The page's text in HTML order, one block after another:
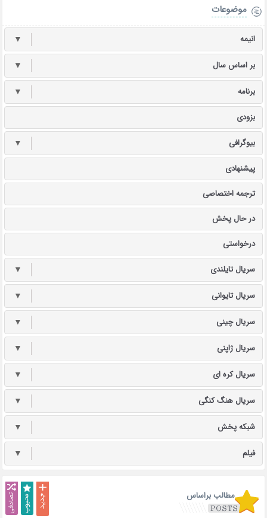
موضوعات
انیمه ▼
بر اساس سال ▼
برنامه ▼
بزودی
بیوگرافی ▼
پیشنهادی
ترجمه اختصاصی
در حال پخش
درخواستی
سریال تایلندی ▼
سریال تایوانی ▼
سریال چینی ▼
سریال ژاپنی ▼
سریال کره ای ▼
سریال هنگ کنگی ▼
شبکه پخش ▼
فیلم ▼
مطالب براساس